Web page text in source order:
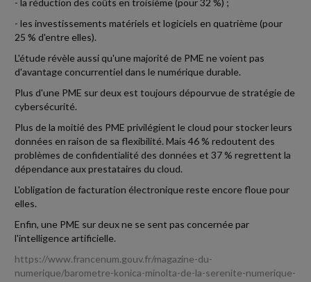
- les investissements matériels et logiciels en quatrième (pour
25 % d'entre elles).
L'étude révèle aussi qu'une majorité de PME ne voient pas
d'avantage concurrentiel dans le numérique durable.
Plus d'une PME sur deux est toujours dépourvue de stratégie de
cybersécurité.
Plus de la moitié des PME privilégient le cloud pour stocker leurs
données en raison de sa flexibilité. Mais 46 % redoutent des
problèmes de confidentialité des données et 37 % regrettent la
dépendance aux prestataires du cloud.
L'obligation de facturation électronique reste encore floue pour
elles.
Enfin, une PME sur deux ne se sent pas concernée par
l'intelligence artificielle.
https://www.francenum.gouv.fr/magazine-du-
numerique/barometre-konica-minolta-de-la-serenite-numerique-